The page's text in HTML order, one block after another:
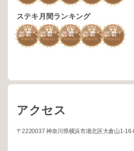
ステキ月間ランキング
1
日吉・綱島・大
倉山・菊名
2026年 3月
1
日吉・綱島・大
倉山・菊名
2026年 1
1
日吉・綱島・大
倉山・菊名
2025年 10月
2
日吉・綱島・大
倉山・菊名
2026年 2月
2
日吉・綱島・大
倉山・菊名
2025年 11
アクセス
〒2220037 神奈川県横浜市港北区大倉山1-16-